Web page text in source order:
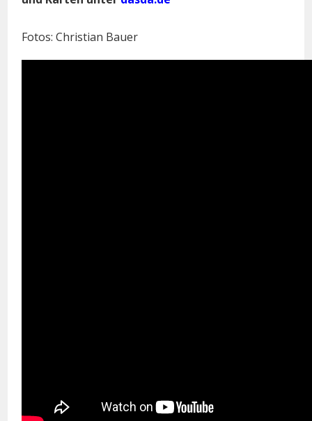
Fotos: Christian Bauer